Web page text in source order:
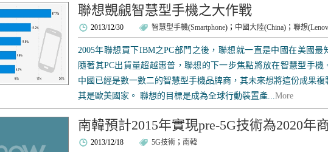
聯想覬覦智慧型手機之大作戰
2013/12/30 智慧型手機(Smartphone)； 中國大陸(China)； 聯想(
2005年聯想買下IBM之PC部門之後，聯想就一直是中國在美國最
隨著其PC出貨量超越惠普，聯想的下一步焦點將放在智慧型手機
中國已經是數一數二的智慧型手機品牌商，其未來想將這份成果複
其是歐美國家。 聯想的目標是成為全球行動裝置產...More
南韓預計2015年實現pre-5G技術為2020年
2013/12/18 5G技術 ； 南韓